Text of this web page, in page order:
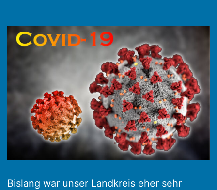
Bislang war unser Landkreis eher sehr